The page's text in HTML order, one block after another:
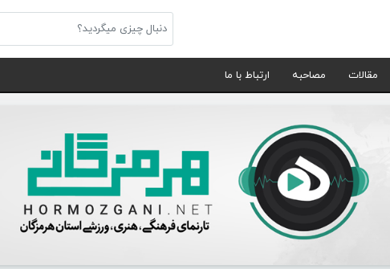
مقالات مصاحبه ارتباط با ما